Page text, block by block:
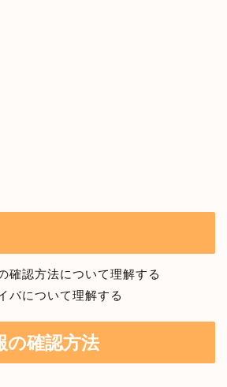
確認方法について理解する
バについて理解する
の確認方法